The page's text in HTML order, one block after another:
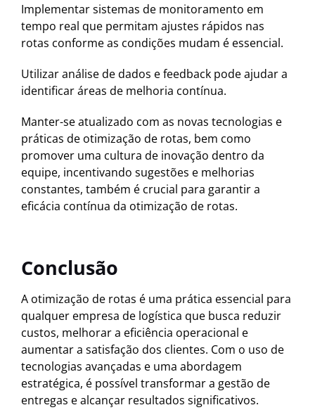
Implementar sistemas de monitoramento em
tempo real que permitam ajustes rápidos nas
rotas conforme as condições mudam é essencial.
Utilizar análise de dados e feedback pode ajudar a
identificar áreas de melhoria contínua.
Manter-se atualizado com as novas tecnologias e
práticas de otimização de rotas, bem como
promover uma cultura de inovação dentro da
equipe, incentivando sugestões e melhorias
constantes, também é crucial para garantir a
eficácia contínua da otimização de rotas.
Conclusão
A otimização de rotas é uma prática essencial para
qualquer empresa de logística que busca reduzir
custos, melhorar a eficiência operacional e
aumentar a satisfação dos clientes. Com o uso de
tecnologias avançadas e uma abordagem
estratégica, é possível transformar a gestão de
entregas e alcançar resultados significativos.